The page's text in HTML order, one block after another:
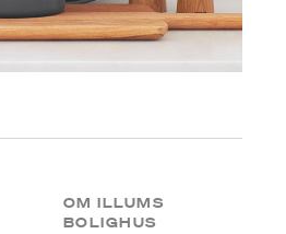
OM ILLUMS
BOLIGHUS